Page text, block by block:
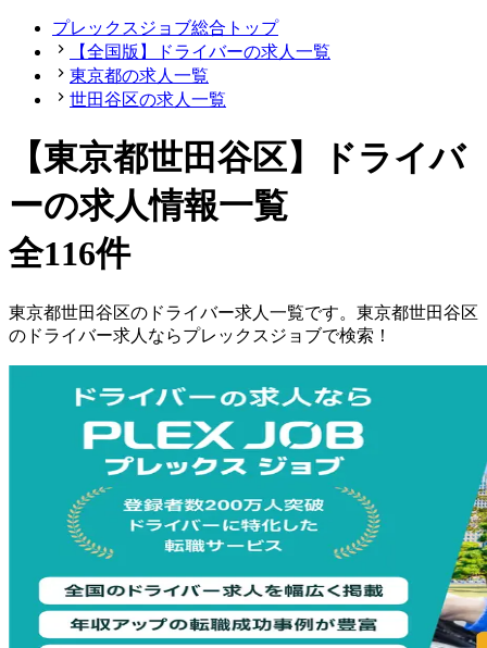
プレックスジョブ総合トップ
【全国版】ドライバーの求人一覧
東京都の求人一覧
世田谷区の求人一覧
【東京都世田谷区】ドライバ
ーの求人情報一覧
全116件
東京都世田谷区の ドライバー求人一覧です。 東京都世田谷区
の ドライバー求人ならプレックスジョブで検索！